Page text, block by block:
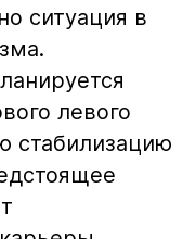
ситуация в
левого
стабилизацию